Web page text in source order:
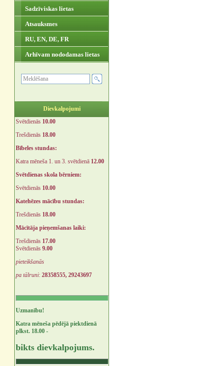
Sadzīviskas lietas
Atsauksmes
RU, EN, DE, FR
Arhīvam nododamas lietas
Dievkalpojumi
Svētdienās 10.00
Trešdienās 18.00
Bībeles stundas:
Katra mēneša 1. un 3. svētdienā 12.00
Svētdienas skola bērniem:
Svētdienās 10.00
Katehēzes mācību stundas:
Trešdienās 18.00
Mācītāja pieņemšanas laiki:
Trešdienās 17.00
Svētdienās 9.00
pieteikšanās
pa tālruni: 28358555, 29243697
Uzmanību!
Katra mēneša pēdējā piektdienā
plkst. 18.00 -
bikts dievkalpojums.